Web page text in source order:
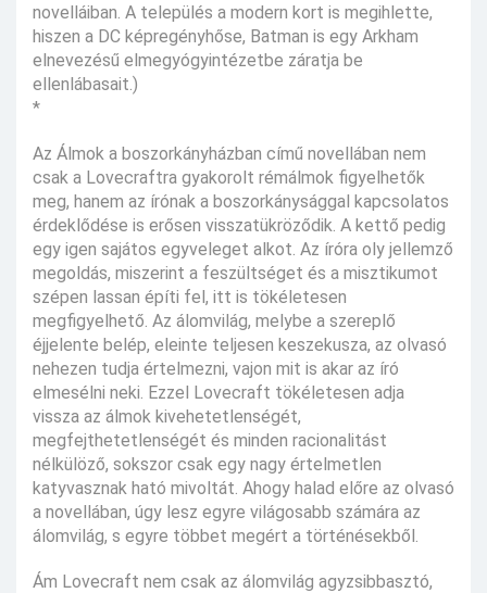
novelláiban. A település a modern kort is megihlette,
hiszen a DC képregényhőse, Batman is egy Arkham
elnevezésű elmegyógyintézetbe záratja be
ellenlábasait.)
*
Az Álmok a boszorkányházban című novellában nem
csak a Lovecraftra gyakorolt rémálmok figyelhetők
meg, hanem az írónak a boszorkánysággal kapcsolatos
érdeklődése is erősen visszatükröződik. A kettő pedig
egy igen sajátos egyveleget alkot. Az íróra oly jellemző
megoldás, miszerint a feszültséget és a misztikumot
szépen lassan építi fel, itt is tökéletesen
megfigyelhető. Az álomvilág, melybe a szereplő
éjjelente belép, eleinte teljesen keszekusza, az olvasó
nehezen tudja értelmezni, vajon mit is akar az író
elmesélni neki. Ezzel Lovecraft tökéletesen adja
vissza az álmok kivehetetlenségét,
megfejthetetlenségét és minden racionalitást
nélkülöző, sokszor csak egy nagy értelmetlen
katyvasznak ható mivoltát. Ahogy halad előre az olvasó
a novellában, úgy lesz egyre világosabb számára az
álomvilág, s egyre többet megért a történésekből.
Ám Lovecraft nem csak az álomvilág agyzsibbasztó,